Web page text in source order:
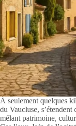
À seulement quelques
du Vaucluse,
mêlant patrimoine,